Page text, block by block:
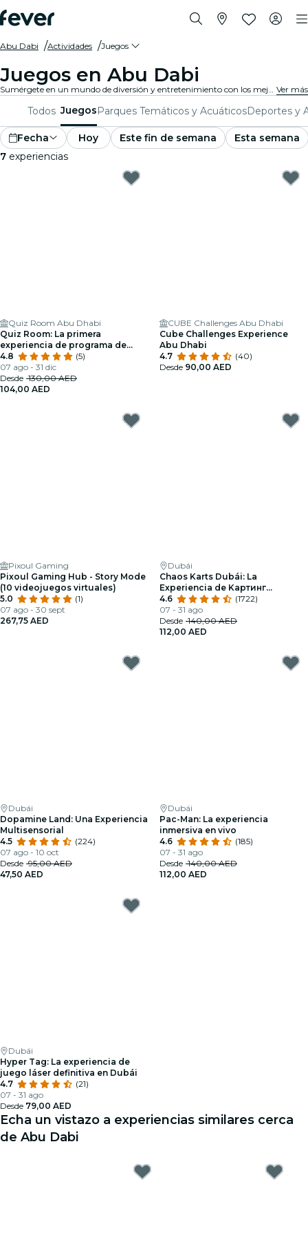
Abu Dabi Actividades Juegos
Juegos en Abu Dabi
Sumérgete en un mundo de diversión y entretenimiento con los mejores juegos en Abu Dabi. Desde juegos de mesa hasta experiencias de realidad virtual, hay algo para que todos disfruten. Ver más
Todos JuegosParques Temáticos y AcuáticosDeportes y
Fecha Hoy Este fin de semana
Esta semana
7 experiencias
Quiz Room Abu Dhabi
Quiz Room: La primera
experiencia de programa de
concurso inmersivo en los EAU
4.8
(5)
07 ago - 31 dic
Desde 130,00 AED
104,00 AED
CUBE Challenges Abu Dhabi
Cube Challenges Experience
Abu Dhabi
4.7
(40)
Desde 90,00 AED
Pixoul Gaming
Pixoul Gaming Hub - Story Mode
(10 videojuegos virtuales)
5.0
(1)
07 ago - 30 sept
267,75 AED
Dubái
Chaos Karts Dubái: La
Experiencia de Kартинг
Inmersivo
4.6
(1722)
07 - 31 ago
Desde 140,00 AED
112,00 AED
Dubái
Dopamine Land: Una Experiencia
Multisensorial
4.5
(224)
07 ago - 10 oct
Desde 95,00 AED
47,50 AED
Dubái
Pac-Man: La experiencia
inmersiva en vivo
4.6
(185)
07 - 31 ago
Desde 140,00 AED
112,00 AED
Dubái
Hyper Tag: La experiencia de
juego láser definitiva en Dubái
4.7
(21)
07 - 31 ago
Desde 79,00 AED
Echa un vistazo a experiencias similares cerca
de Abu Dabi